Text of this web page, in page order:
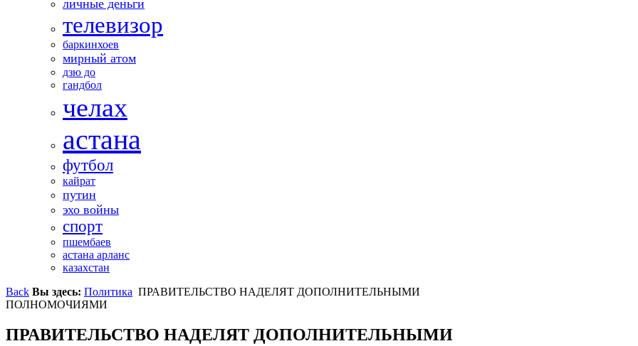
личные деньги
телевизор
баркинхоев
мирный атом
дзю до
гандбол
челах
астана
футбол
кайрат
путин
эхо войны
спорт
пшембаев
астана арланс
казахстан
Back Вы здесь: Политика ПРАВИТЕЛЬСТВО НАДЕЛЯТ ДОПОЛНИТЕЛЬНЫМИ
ПОЛНОМОЧИЯМИ
ПРАВИТЕЛЬСТВО НАДЕЛЯТ ДОПОЛНИТЕЛЬНЫМИ